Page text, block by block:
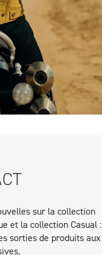
sur la collection
et la collection Casual :
sorties de produits aux